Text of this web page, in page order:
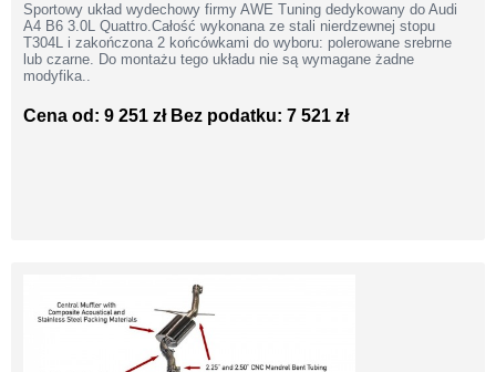
Sportowy układ wydechowy firmy AWE Tuning dedykowany do Audi
A4 B6 3.0L Quattro.Całość wykonana ze stali nierdzewnej stopu
T304L i zakończona 2 końcówkami do wyboru: polerowane srebrne
lub czarne. Do montażu tego układu nie są wymagane żadne
modyfika..
Cena od: 9 251 zł Bez podatku: 7 521 zł